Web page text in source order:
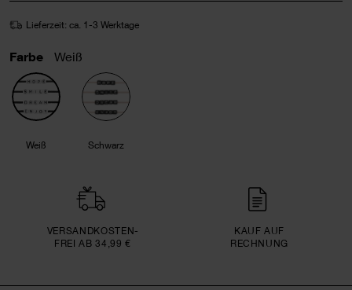
Lieferzeit: ca. 1-3 Werktage
Farbe Weiß
Weiß Schwarz
VERSAND­KOSTEN­
FREI AB 34,99 €
KAUF AUF
RECHNUNG